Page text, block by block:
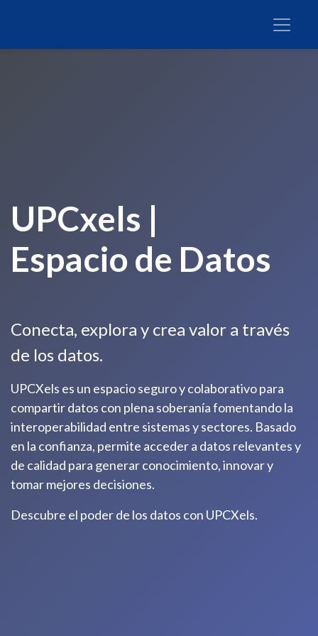
UPCxels |
Espacio de Datos
Conecta, explora y crea valor a través
de los datos.
UPCXels es un espacio seguro y colaborativo para
compartir datos con plena soberanía fomentando la
interoperabilidad entre sistemas y sectores. Basado
en la confianza, permite acceder a datos relevantes y
de calidad para generar conocimiento, innovar y
tomar mejores decisiones.
Descubre el poder de los datos con UPCXels.